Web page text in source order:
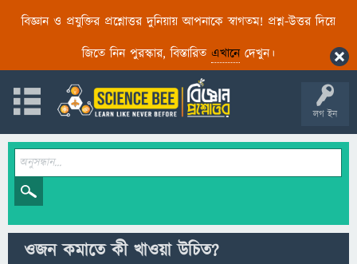
বিজ্ঞান ও প্রযুক্তির প্রশ্নোত্তর দুনিয়ায় আপনাকে স্বাগতম! প্রশ্ন-উত্তর দিয়ে
জিতে নিন পুরস্কার, বিস্তারিত এখানেদেখুন।
লগ ইন
ওজন কমাতে কী খাওয়া উচিত?